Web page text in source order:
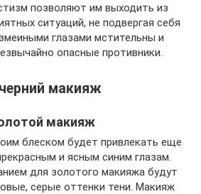
позволяют им выходить из
ситуаций, не подвергая себя
глазами мстительны и
опасные противники.
макияж
макияж
блеском будет привлекать еще
и ясным синим глазам.
для золотого макияжа будут
серые оттенки тени. Макияж